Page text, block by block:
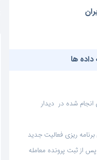
ها
شده در دیدار
ریزی فعالیت جدید
از ثبت پرونده معامله